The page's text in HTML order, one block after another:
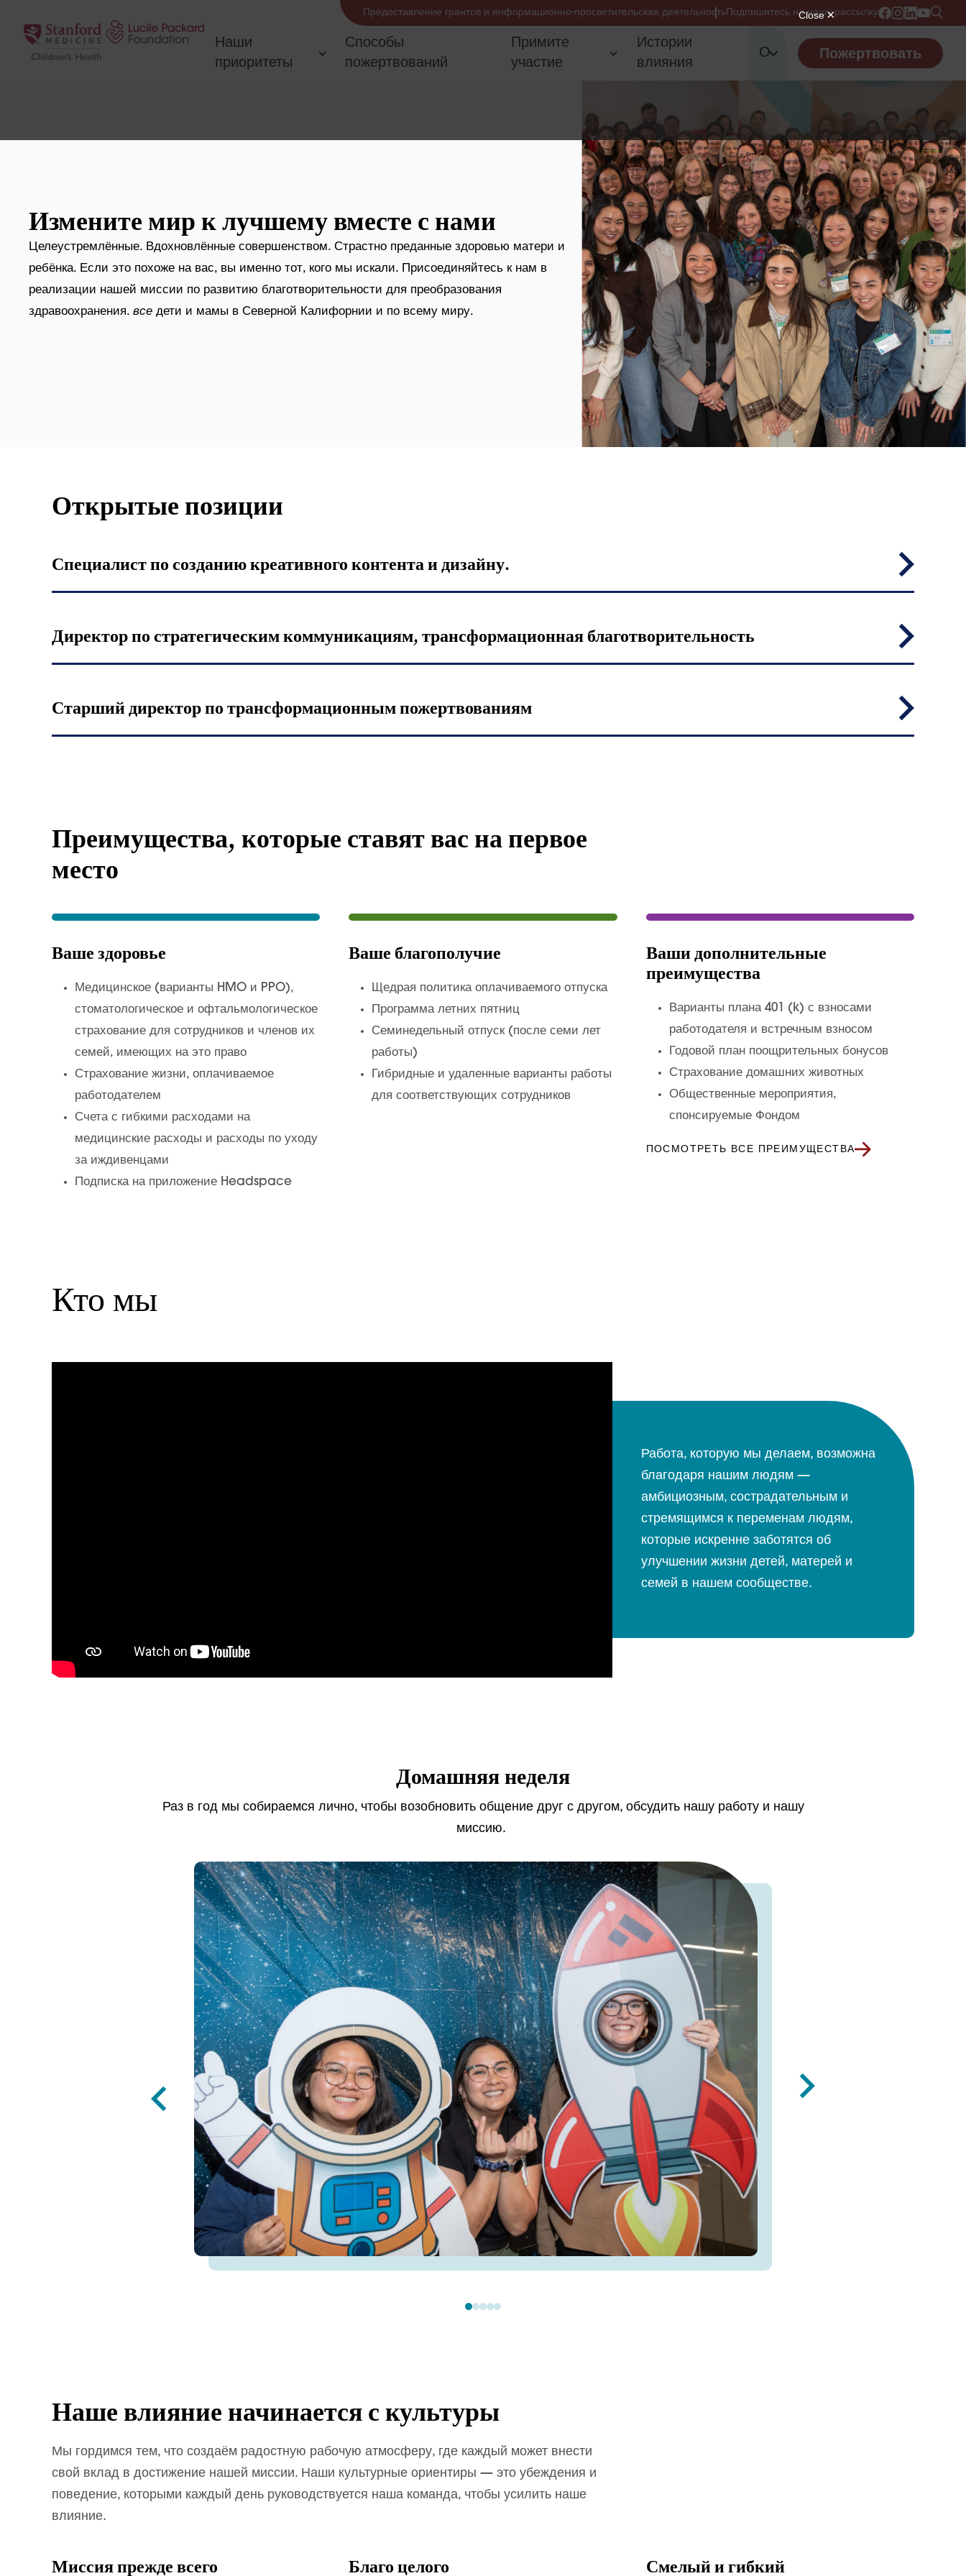
Предоставление грантов и информационно-просветительская деятельностьПодпишитесь на нашу рассылку
Наши
приоритеты
Способы
пожертвований
Примите
участие
Истории
влияния
О Пожертвовать
Измените мир к лучшему вместе с нами
Целеустремлённые. Вдохновлённые совершенством. Страстно преданные здоровью матери и
ребёнка. Если это похоже на вас, вы именно тот, кого мы искали. Присоединяйтесь к нам в
реализации нашей миссии по развитию благотворительности для преобразования
здравоохранения. все дети и мамы в Северной Калифорнии и по всему миру.
Открытые позиции
Специалист по созданию креативного контента и дизайну.
Директор по стратегическим коммуникациям, трансформационная благотворительность
Старший директор по трансформационным пожертвованиям
Преимущества, которые ставят вас на первое
место
Ваше здоровье
Медицинское (варианты HMO и PPO),
стоматологическое и офтальмологическое
страхование для сотрудников и членов их
семей, имеющих на это право
Страхование жизни, оплачиваемое
работодателем
Счета с гибкими расходами на
медицинские расходы и расходы по уходу
за иждивенцами
Подписка на приложение Headspace
Ваше благополучие
Щедрая политика оплачиваемого отпуска
Программа летних пятниц
Семинедельный отпуск (после семи лет
работы)
Гибридные и удаленные варианты работы
для соответствующих сотрудников
Ваши дополнительные
преимущества
Варианты плана 401 (k) с взносами
работодателя и встречным взносом
Годовой план поощрительных бонусов
Страхование домашних животных
Общественные мероприятия,
спонсируемые Фондом
ПОСМОТРЕТЬ ВСЕ ПРЕИМУЩЕСТВА
Кто мы
Работа, которую мы делаем, возможна
благодаря нашим людям —
амбициозным, сострадательным и
стремящимся к переменам людям,
которые искренне заботятся об
улучшении жизни детей, матерей и
семей в нашем сообществе.
Домашняя неделя
Раз в год мы собираемся лично, чтобы возобновить общение друг с другом, обсудить нашу работу и нашу
миссию.
Наше влияние начинается с культуры
Мы гордимся тем, что создаём радостную рабочую атмосферу, где каждый может внести
свой вклад в достижение нашей миссии. Наши культурные ориентиры — это убеждения и
поведение, которыми каждый день руководствуется наша команда, чтобы усилить наше
влияние.
Миссия прежде всего Благо целого Смелый и гибкий